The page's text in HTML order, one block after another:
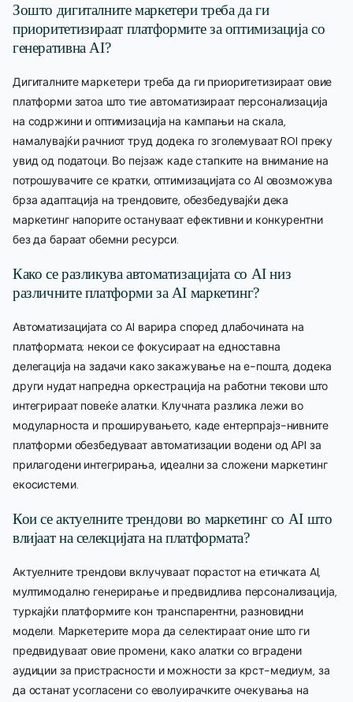
Зошто дигиталните маркетери треба да ги
приоритетизираат платформите за оптимизација со
генеративна AI?
Дигиталните маркетери треба да ги приоритетизираат овие
платформи затоа што тие автоматизираат персонализација
на содржини и оптимизација на кампањи на скала,
намалувајќи рачниот труд додека го зголемуваат ROI преку
увид од податоци. Во пејзаж каде стапките на внимание на
потрошувачите се кратки, оптимизацијата со AI овозможува
брза адаптација на трендовите, обезбедувајќи дека
маркетинг напорите остануваат ефективни и конкурентни
без да бараат обемни ресурси.
Како се разликува автоматизацијата со AI низ
различните платформи за AI маркетинг?
Автоматизацијата со AI варира според длабочината на
платформата; некои се фокусираат на едноставна
делегација на задачи како закажување на е-пошта, додека
други нудат напредна оркестрација на работни текови што
интегрираат повеќе алатки. Клучната разлика лежи во
модуларноста и проширувањето, каде ентерпрајз-нивните
платформи обезбедуваат автоматизации водени од API за
прилагодени интегрирања, идеални за сложени маркетинг
екосистеми.
Кои се актуелните трендови во маркетинг со AI што
влијаат на селекцијата на платформата?
Актуелните трендови вклучуваат порастот на етичката AI,
мултимодално генерирање и предвидлива персонализација,
туркајќи платформите кон транспарентни, разновидни
модели. Маркетерите мора да селектираат оние што ги
предвидуваат овие промени, како алатки со вградени
аудиции за пристрасности и можности за крст-медиум, за
да останат усогласени со еволуирачките очекувања на